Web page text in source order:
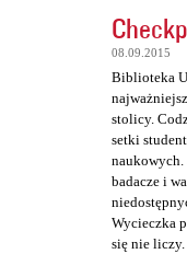
08.09.2015
Biblioteka
stolicy.
setki
naukowych.
badacze i
Wycieczka
się nie